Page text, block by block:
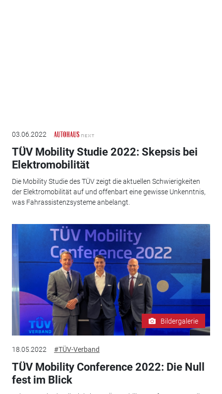
03.06.2022
TÜV Mobility Studie 2022: Skepsis bei
Elektromobilität
Die Mobility Studie des TÜV zeigt die aktuellen Schwierigkeiten
der Elektromobilität auf und offenbart eine gewisse Unkenntnis,
was Fahrassistenzsysteme anbelangt.
Bildergalerie
18.05.2022 #TÜV-Verband
TÜV Mobility Conference 2022: Die Null
fest im Blick